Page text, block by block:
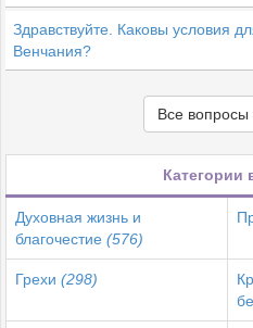
Здравствуйте. Каковы условия
Венчания?
Все вопросы
Категории
Духовная жизнь и
благочестие (576)
Грехи (298)